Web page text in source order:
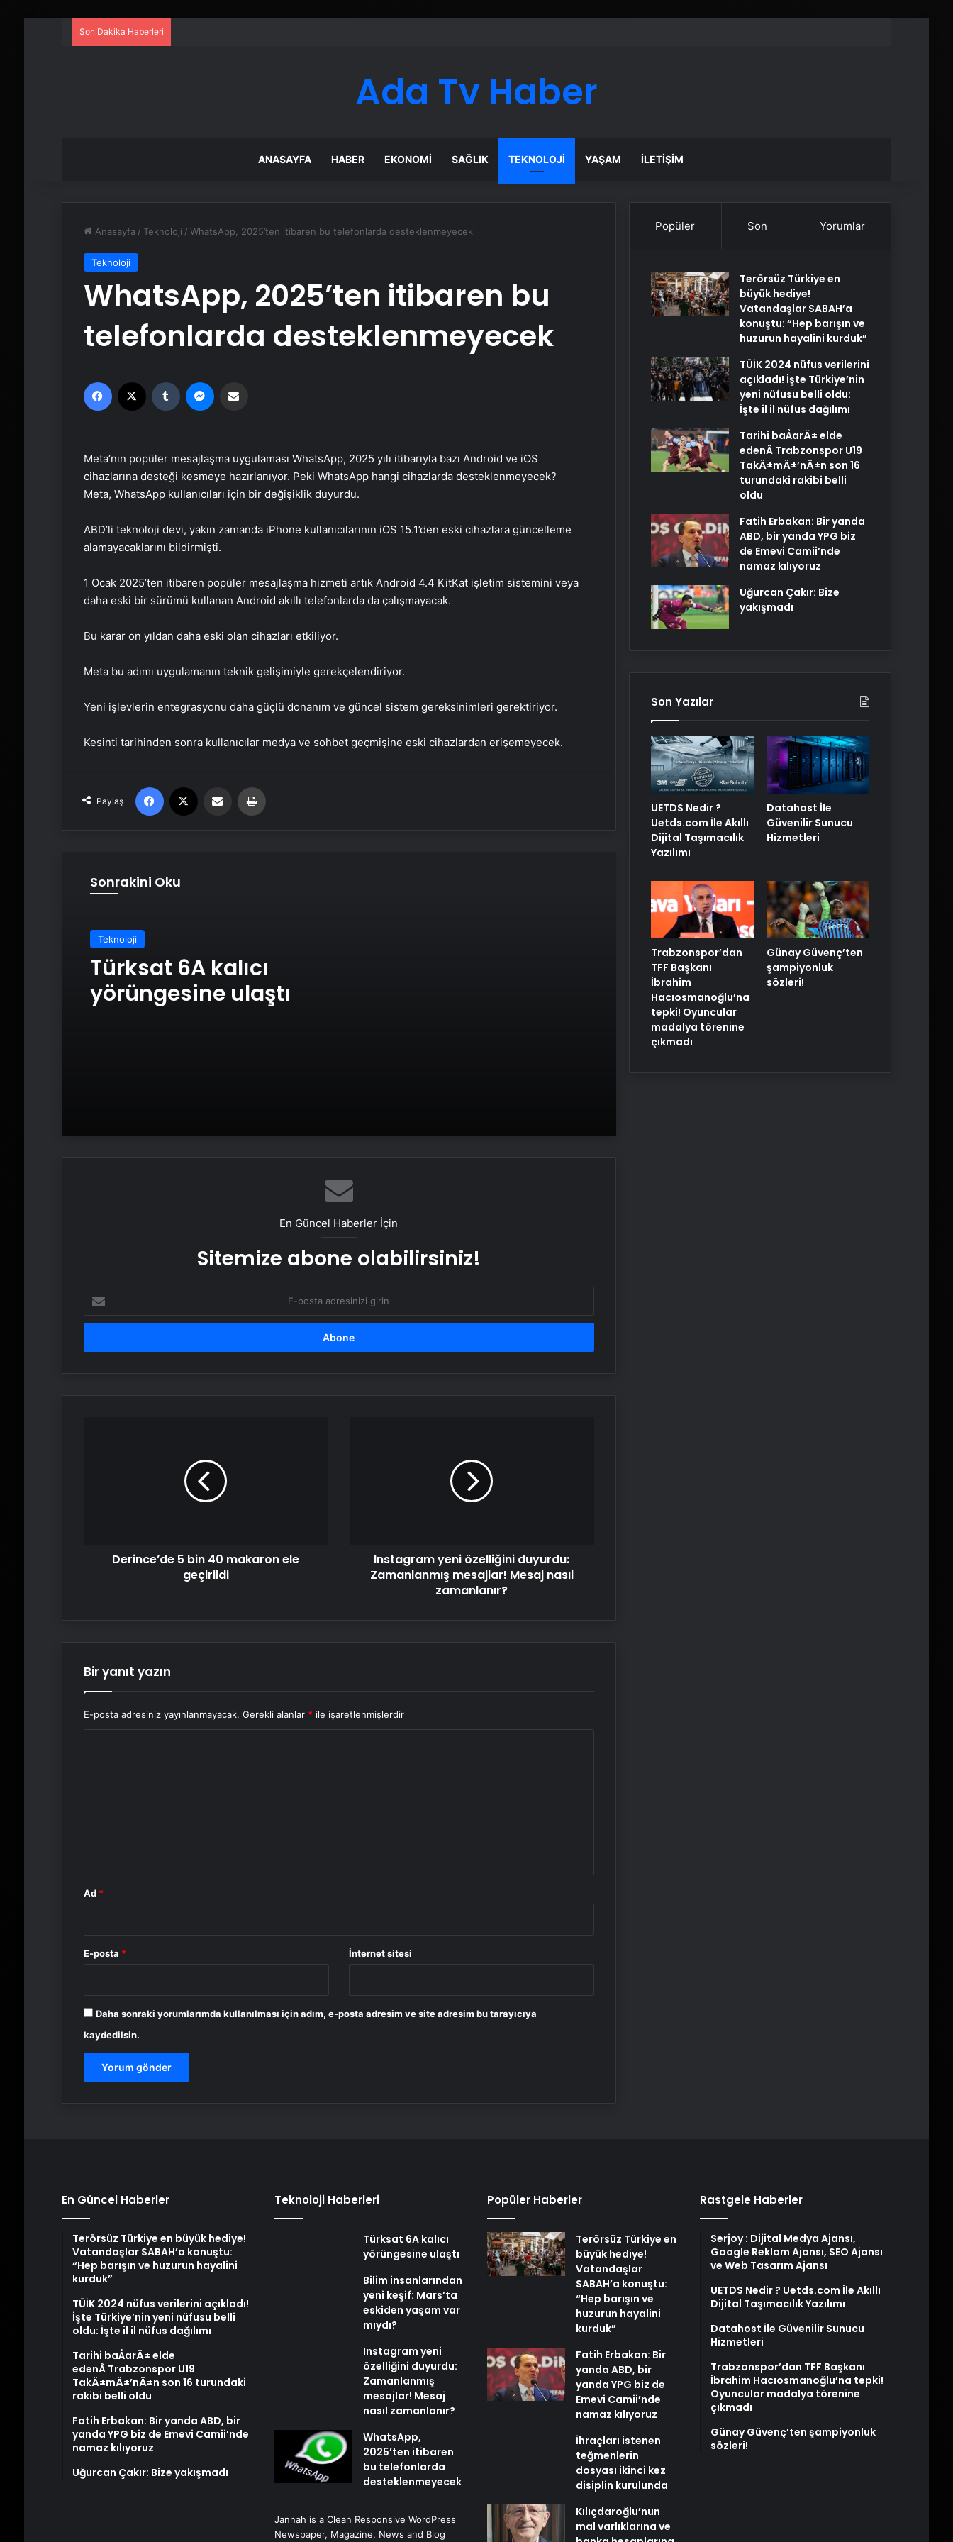
Son Dakika Haberleri
Ada Tv Haber
ANASAYFA HABER EKONOMI SAĞLIK TEKNOLOJI YAŞAM İLETIŞIM
Anasayfa / Teknoloji / WhatsApp, 2025’ten itibaren bu telefonlarda desteklenmeyecek
Teknoloji
WhatsApp, 2025’ten itibaren bu
telefonlarda desteklenmeyecek
Facebook Tumblr
Meta’nın popüler mesajlaşma uygulaması WhatsApp, 2025 yılı itibarıyla bazı Android ve iOS
cihazlarına desteği kesmeye hazırlanıyor. Peki WhatsApp hangi cihazlarda desteklenmeyecek?
Meta, WhatsApp kullanıcıları için bir değişiklik duyurdu.
ABD’li teknoloji devi, yakın zamanda iPhone kullanıcılarının iOS 15.1’den eski cihazlara güncelleme
alamayacaklarını bildirmişti.
1 Ocak 2025’ten itibaren popüler mesajlaşma hizmeti artık Android 4.4 KitKat işletim sistemini veya
daha eski bir sürümü kullanan Android akıllı telefonlarda da çalışmayacak.
Bu karar on yıldan daha eski olan cihazları etkiliyor.
Meta bu adımı uygulamanın teknik gelişimiyle gerekçelendiriyor.
Yeni işlevlerin entegrasyonu daha güçlü donanım ve güncel sistem gereksinimleri gerektiriyor.
Kesinti tarihinden sonra kullanıcılar medya ve sohbet geçmişine eski cihazlardan erişemeyecek.
Paylaş
Facebook Email'den paylaş
Sonrakini Oku
Teknoloji
Türksat 6A kalıcı
yörüngesine ulaştı
En Güncel Haberler İçin
Sitemize abone olabilirsiniz!
posta
adresinizi
Derince’de 5 bin 40 makaron ele
geçirildi
Instagram yeni özelliğini duyurdu:
Zamanlanmış mesajlar! Mesaj nasıl
zamanlanır?
Bir yanıt yazın
E-posta adresiniz yayınlanmayacak. Gerekli alanlar * ile işaretlenmişlerdir
Ad *
E-posta * İnternet sitesi
Daha sonraki yorumlarımda kullanılması için adım, e-posta adresim ve site adresim bu tarayıcıya
kaydedilsin.
Popüler Son Yorumlar
Terörsüz Türkiye en
büyük hediye!
Vatandaşlar SABAH’a
konuştu: “Hep barışın ve
huzurun hayalini kurduk”
TÜİK 2024 nüfus verilerini
açıkladı! İşte Türkiye’nin
yeni nüfusu belli oldu:
İşte il il nüfus dağılımı
Tarihi baÅarÄ± elde
edenÂ Trabzonspor U19
TakÄ±mÄ±’nÄ±n son 16
turundaki rakibi belli
oldu
Fatih Erbakan: Bir yanda
ABD, bir yanda YPG biz
de Emevi Camii’nde
namaz kılıyoruz
Uğurcan Çakır: Bize
yakışmadı
Son Yazılar
UETDS Nedir ?
Uetds.com İle Akıllı
Dijital Taşımacılık
Yazılımı
Datahost İle
Güvenilir Sunucu
Hizmetleri
Trabzonspor’dan
TFF Başkanı
İbrahim
Hacıosmanoğlu’na
tepki! Oyuncular
madalya törenine
çıkmadı
Günay Güvenç’ten
şampiyonluk
sözleri!
En Güncel Haberler
Terörsüz Türkiye en büyük hediye!
Vatandaşlar SABAH’a konuştu:
“Hep barışın ve huzurun hayalini
kurduk”
TÜİK 2024 nüfus verilerini açıkladı!
İşte Türkiye’nin yeni nüfusu belli
oldu: İşte il il nüfus dağılımı
Tarihi baÅarÄ± elde
edenÂ Trabzonspor U19
TakÄ±mÄ±’nÄ±n son 16 turundaki
rakibi belli oldu
Fatih Erbakan: Bir yanda ABD, bir
yanda YPG biz de Emevi Camii’nde
namaz kılıyoruz
Uğurcan Çakır: Bize yakışmadı
Teknoloji Haberleri
Türksat 6A kalıcı
yörüngesine ulaştı
Bilim insanlarından
yeni keşif: Mars’ta
eskiden yaşam var
mıydı?
Instagram yeni
özelliğini duyurdu:
Zamanlanmış
mesajlar! Mesaj
nasıl zamanlanır?
WhatsApp,
2025’ten itibaren
bu telefonlarda
desteklenmeyecek
Jannah is a Clean Responsive WordPress
Newspaper, Magazine, News and Blog
Popüler Haberler
Terörsüz Türkiye en
büyük hediye!
Vatandaşlar
SABAH’a konuştu:
“Hep barışın ve
huzurun hayalini
kurduk”
Fatih Erbakan: Bir
yanda ABD, bir
yanda YPG biz de
Emevi Camii’nde
namaz kılıyoruz
İhraçları istenen
teğmenlerin
dosyası ikinci kez
disiplin kurulunda
Kılıçdaroğlu’nun
mal varlıklarına ve
Rastgele Haberler
Serjoy : Dijital Medya Ajansı,
Google Reklam Ajansı, SEO Ajansı
ve Web Tasarım Ajansı
UETDS Nedir ? Uetds.com İle Akıllı
Dijital Taşımacılık Yazılımı
Datahost İle Güvenilir Sunucu
Hizmetleri
Trabzonspor’dan TFF Başkanı
İbrahim Hacıosmanoğlu’na tepki!
Oyuncular madalya törenine
çıkmadı
Günay Güvenç’ten şampiyonluk
sözleri!